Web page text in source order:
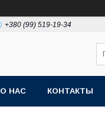
+380 (99) 519-19-34
О НАС КОНТАКТЫ